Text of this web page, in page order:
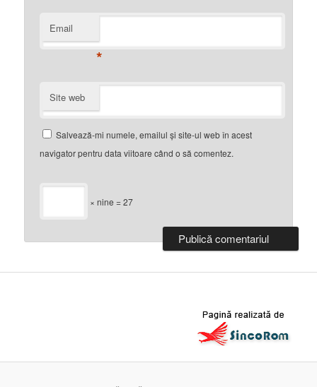
Email
*
Site web
Salvează-mi numele, emailul și site-ul web în acest
navigator pentru data viitoare când o să comentez.
× nine = 27